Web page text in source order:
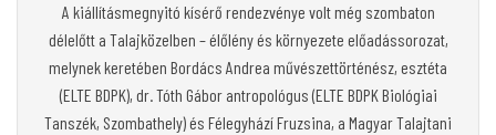
A kiállításmegnyitó kísérő rendezvénye volt még szombaton
délelőtt a Talajközelben – élőlény és környezete előadássorozat,
melynek keretében Bordács Andrea művészettörténész, esztéta
(ELTE BDPK), dr. Tóth Gábor antropológus (ELTE BDPK Biológiai
Tanszék, Szombathely) és Félegyhází Fruzsina, a Magyar Talajtani